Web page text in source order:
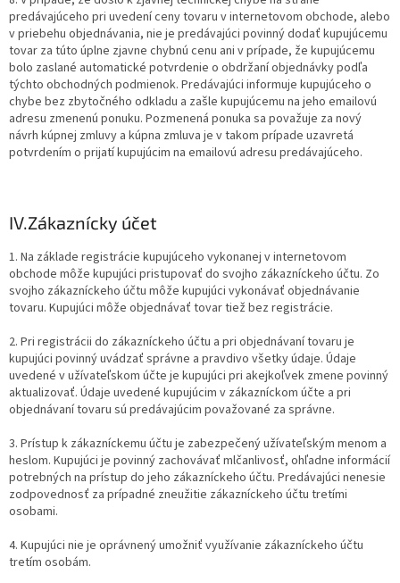
predávajúceho pri uvedení ceny tovaru v internetovom obchode, alebo
v priebehu objednávania, nie je predávajúci povinný dodať kupujúcemu
tovar za túto úplne zjavne chybnú cenu ani v prípade, že kupujúcemu
bolo zaslané automatické potvrdenie o obdržaní objednávky podľa
týchto obchodných podmienok. Predávajúci informuje kupujúceho o
chybe bez zbytočného odkladu a zašle kupujúcemu na jeho emailovú
adresu zmenenú ponuku. Pozmenená ponuka sa považuje za nový
návrh kúpnej zmluvy a kúpna zmluva je v takom prípade uzavretá
potvrdením o prijatí kupujúcim na emailovú adresu predávajúceho.
IV.Zákaznícky účet
1. Na základe registrácie kupujúceho vykonanej v internetovom
obchode môže kupujúci pristupovať do svojho zákazníckeho účtu. Zo
svojho zákazníckeho účtu môže kupujúci vykonávať objednávanie
tovaru. Kupujúci môže objednávať tovar tiež bez registrácie.
2. Pri registrácii do zákazníckeho účtu a pri objednávaní tovaru je
kupujúci povinný uvádzať správne a pravdivo všetky údaje. Údaje
uvedené v užívateľskom účte je kupujúci pri akejkoľvek zmene povinný
aktualizovať. Údaje uvedené kupujúcim v zákazníckom účte a pri
objednávaní tovaru sú predávajúcim považované za správne.
3. Prístup k zákazníckemu účtu je zabezpečený užívateľským menom a
heslom. Kupujúci je povinný zachovávať mlčanlivosť, ohľadne informácií
potrebných na prístup do jeho zákazníckeho účtu. Predávajúci nenesie
zodpovednosť za prípadné zneužitie zákazníckeho účtu tretími
osobami.
4. Kupujúci nie je oprávnený umožniť využívanie zákazníckeho účtu
tretím osobám.